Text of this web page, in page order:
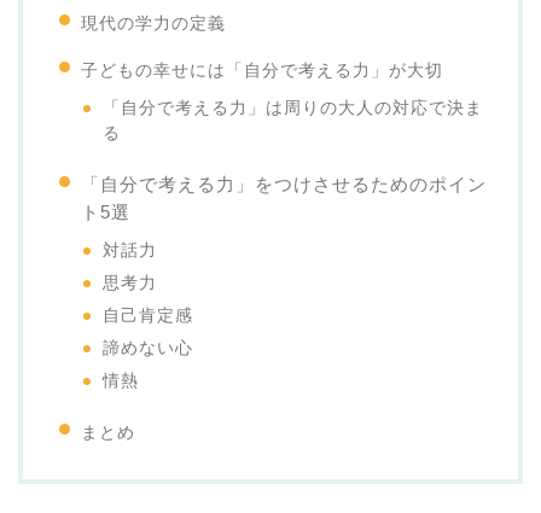
現代の学力の定義
子どもの幸せには「自分で考える力」が大切
「自分で考える力」は周りの大人の対応で決ま
る
「自分で考える力」をつけさせるためのポイン
ト5選
対話力
思考力
自己肯定感
諦めない心
情熱
まとめ